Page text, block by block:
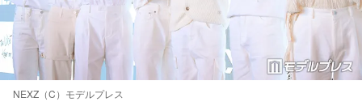
NEXZ（C）モデルプレス